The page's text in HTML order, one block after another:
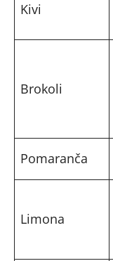
Kivi
Brokoli
Pomaranča
Limona